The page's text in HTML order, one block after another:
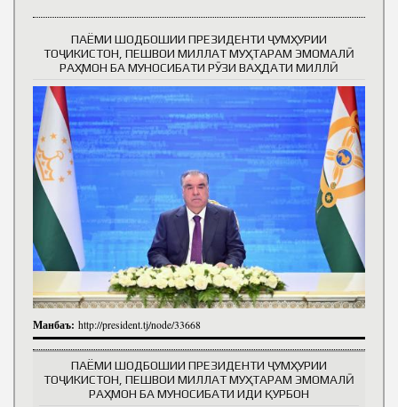
ПАЁМИ ШОДБОШИИ ПРЕЗИДЕНТИ ҶУМҲУРИИ
ТОҶИКИСТОН, ПЕШВОИ МИЛЛАТ МУҲТАРАМ ЭМОМАЛӢ
РАҲМОН БА МУНОСИБАТИ РӮЗИ ВАҲДАТИ МИЛЛӢ
Манбаъ: http://president.tj/node/33668
ПАЁМИ ШОДБОШИИ ПРЕЗИДЕНТИ ҶУМҲУРИИ
ТОҶИКИСТОН, ПЕШВОИ МИЛЛАТ МУҲТАРАМ ЭМОМАЛӢ
РАҲМОН БА МУНОСИБАТИ ИДИ ҚУРБОН